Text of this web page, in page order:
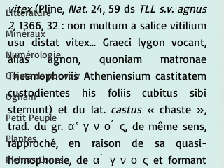
Littérature
Minéraux
Numérologie
Objets de pouvoir
Ogham
Petit Peuple
Plantes
Pleines Lunes
vitex (Pline, Nat. 24, 59 ds TLL s.v. agnus
2, 1366, 32 : non multum a salice vitilium
usu distat vitex... Graeci lygon vocant,
alias agnon, quoniam matronae
Thesmophoriis Atheniensium castitatem
custodientes his foliis cubitus sibi
sternunt) et du lat. castus « chaste »,
trad. du gr. α ̔ γ ν ο ́ ς, de même sens,
rapproché, en raison de sa quasi-
homophonie, de α ́ γ ν ο ς et formant